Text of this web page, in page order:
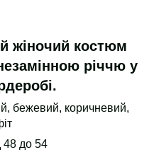
жіночий костюм
річчю у
бежевий, коричневий,
48 до 54